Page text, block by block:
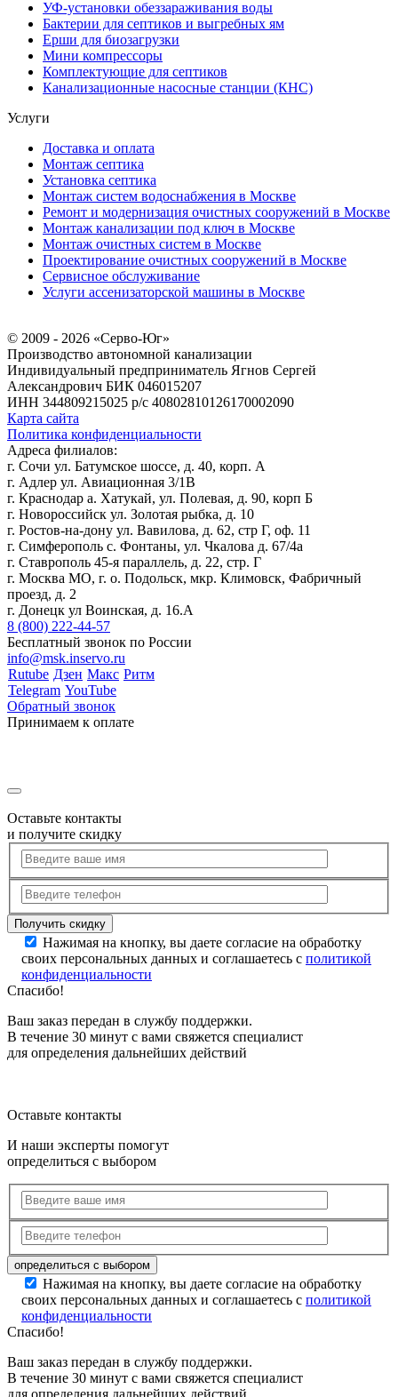
УФ-установки обеззараживания воды
Бактерии для септиков и выгребных ям
Ерши для биозагрузки
Мини компрессоры
Комплектующие для септиков
Канализационные насосные станции (КНС)
Услуги
Доставка и оплата
Монтаж септика
Установка септика
Монтаж систем водоснабжения в Москве
Ремонт и модернизация очистных сооружений в Москве
Монтаж канализации под ключ в Москве
Монтаж очистных систем в Москве
Проектирование очистных сооружений в Москве
Сервисное обслуживание
Услуги ассенизаторской машины в Москве
© 2009 - 2026 «Серво-Юг»
Производство автономной канализации
Индивидуальный предприниматель Ягнов Сергей
Александрович БИК 046015207
ИНН 344809215025 р/с 40802810126170002090
Карта сайта
Политика конфиденциальности
Адреса филиалов:
г. Сочи ул. Батумское шоссе, д. 40, корп. А
г. Адлер ул. Авиационная 3/1В
г. Краснодар а. Хатукай, ул. Полевая, д. 90, корп Б
г. Новороссийск ул. Золотая рыбка, д. 10
г. Ростов-на-дону ул. Вавилова, д. 62, стр Г, оф. 11
г. Симферополь с. Фонтаны, ул. Чкалова д. 67/4а
г. Ставрополь 45-я параллель, д. 22, стр. Г
г. Москва МО, г. о. Подольск, мкр. Климовск, Фабричный
проезд, д. 2
г. Донецк ул Воинская, д. 16.А
8 (800) 222-44-57
Бесплатный звонок по России
info@msk.inservo.ru
Rutube Дзен Макс Ритм
Telegram YouTube
Обратный звонок
Принимаем к оплате
Оставьте контакты
и получите скидку
Нажимая на кнопку, вы даете согласие на обработку
своих персональных данных и соглашаетесь с политикой
конфиденциальности
Спасибо!
Ваш заказ передан в службу поддержки.
В течение 30 минут с вами свяжется специалист
для определения дальнейших действий
Оставьте контакты
И наши эксперты помогут
определиться с выбором
Нажимая на кнопку, вы даете согласие на обработку
своих персональных данных и соглашаетесь с политикой
конфиденциальности
Спасибо!
Ваш заказ передан в службу поддержки.
В течение 30 минут с вами свяжется специалист